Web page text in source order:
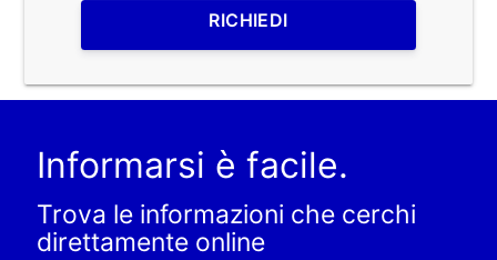
RICHIEDI
Informarsi è facile.
Trova le informazioni che cerchi
direttamente online